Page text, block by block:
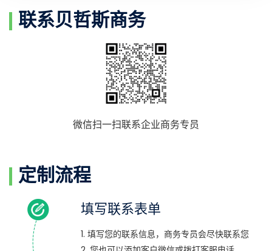
联系贝哲斯商务
微信扫一扫联系企业商务专员
定制流程
填写联系表单
1. 填写您的联系信息，商务专员会尽快联系您